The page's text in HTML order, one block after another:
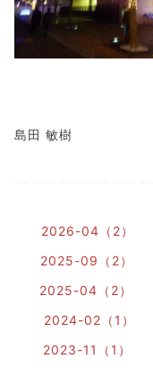
島田 敏樹
2026-04（2）
2025-09（2）
2025-04（2）
2024-02（1）
2023-11（1）